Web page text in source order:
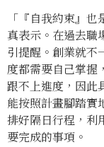
「『自我約束』
真表示。在過去職
引提醒。創業就不
度都需要自己掌握
跟不上進度，因此
能按照計畫腳踏實
排好隔日行程，利
要完成的事項。